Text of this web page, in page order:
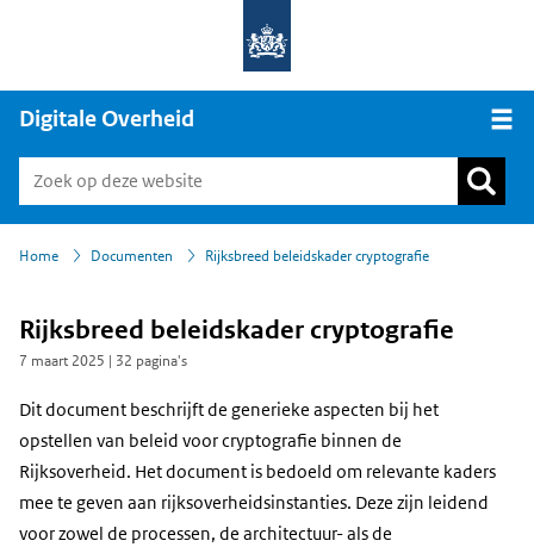
Digitale Overheid
Home
› Documenten
› Rijksbreed beleidskader cryptografie
Rijksbreed beleidskader cryptografie
7 maart 2025 | 32 pagina's
Dit document beschrijft de generieke aspecten bij het
opstellen van beleid voor cryptografie binnen de
Rijksoverheid. Het document is bedoeld om relevante kaders
mee te geven aan rijksoverheidsinstanties. Deze zijn leidend
voor zowel de processen, de architectuur- als de